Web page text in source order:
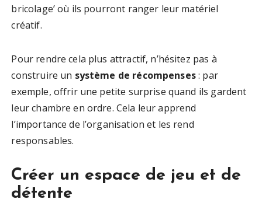
bricolage’ où ils pourront ranger leur matériel
créatif.
Pour rendre cela plus attractif, n’hésitez pas à
construire un système de récompenses: par
exemple, offrir une petite surprise quand ils gardent
leur chambre en ordre. Cela leur apprend
l’importance de l’organisation et les rend
responsables.
Créer un espace de jeu et de
détente